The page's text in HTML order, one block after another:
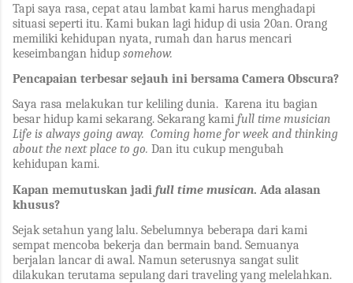
Tapi saya rasa, cepat atau lambat kami harus menghadapi
situasi seperti itu. Kami bukan lagi hidup di usia 20an. Orang
memiliki kehidupan nyata, rumah dan harus mencari
keseimbangan hidup somehow.
Pencapaian terbesar sejauh ini bersama Camera Obscura?
Saya rasa melakukan tur keliling dunia. Karena itu bagian
besar hidup kami sekarang. Sekarang kami full time musician
Life is always going away. Coming home for week and thinking
about the next place to go. Dan itu cukup mengubah
kehidupan kami.
Kapan memutuskan jadi full time musican. Ada alasan
khusus?
Sejak setahun yang lalu. Sebelumnya beberapa dari kami
sempat mencoba bekerja dan bermain band. Semuanya
berjalan lancar di awal. Namun seterusnya sangat sulit
dilakukan terutama sepulang dari traveling yang melelahkan.